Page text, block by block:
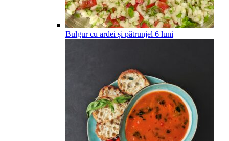
Bulgur cu ardei și pătrunjel 6 luni